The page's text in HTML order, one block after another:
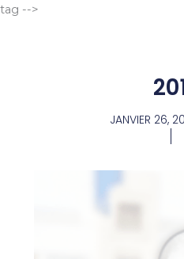
tag -->
JANVIER 26,